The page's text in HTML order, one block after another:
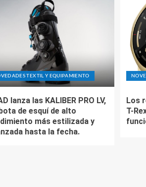
TEXTIL Y EQUIPAMIENTO
lanza las KALIBER PRO LV,
de esquí de alto
más estilizada y
hasta la fecha.
Los
T-